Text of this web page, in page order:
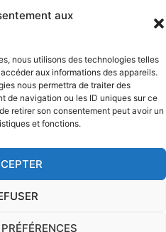
aux
nous utilisons des technologies telles
aux informations des appareils.
nous permettra de traiter des
de navigation ou les ID uniques sur ce
retirer son consentement peut avoir un
et fonctions.